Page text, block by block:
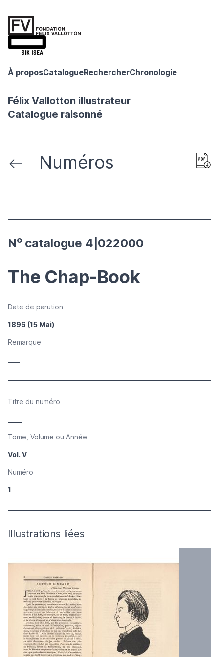
À proposCatalogueRechercherChronologie
Félix Vallotton illustrateur
Catalogue raisonné
Numéros
No catalogue 4|022000
The Chap-Book
Date de parution
1896 (15 Mai)
Remarque
Titre du numéro
Tome, Volume ou Année
Vol. V
Numéro
1
Illustrations liées